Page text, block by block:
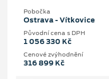
Pobočka
Ostrava - Vítkovice
Původní cena s DPH
1 056 330 Kč
Cenové zvýhodnění
316 899 Kč